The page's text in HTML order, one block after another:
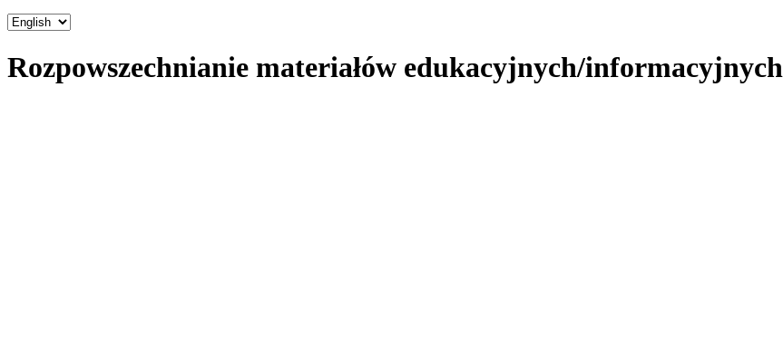
Choose
Rozpowszechnianie materiałów edukacyjnych/informacyjnych